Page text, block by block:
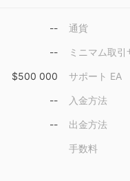
--
--
$500 000
--
--
通貨
ミニマム取引
サポート EA
入金方法
出金方法
手数料